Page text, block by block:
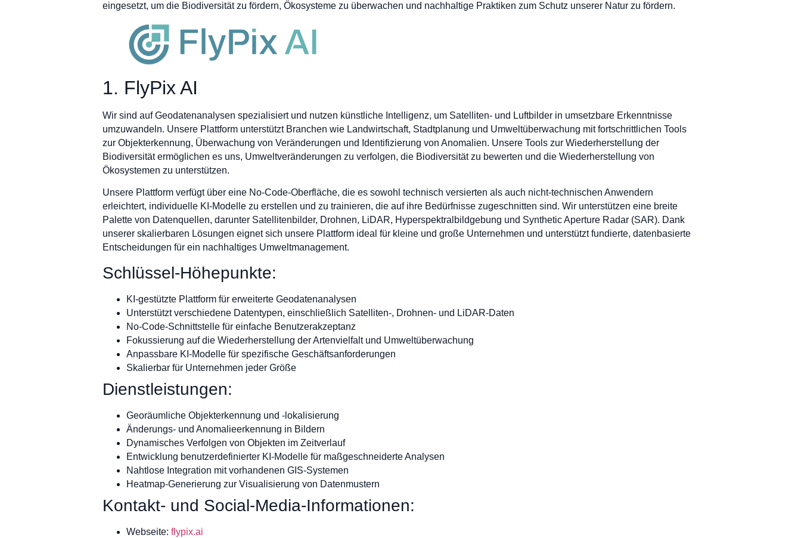
eingesetzt, um die Biodiversität zu fördern, Ökosysteme zu überwachen und nachhaltige Praktiken zum Schutz unserer Natur zu fördern.
1. FlyPix AI
Wir sind auf Geodatenanalysen spezialisiert und nutzen künstliche Intelligenz, um Satelliten- und Luftbilder in umsetzbare Erkenntnisse
umzuwandeln. Unsere Plattform unterstützt Branchen wie Landwirtschaft, Stadtplanung und Umweltüberwachung mit fortschrittlichen Tools
zur Objekterkennung, Überwachung von Veränderungen und Identifizierung von Anomalien. Unsere Tools zur Wiederherstellung der
Biodiversität ermöglichen es uns, Umweltveränderungen zu verfolgen, die Biodiversität zu bewerten und die Wiederherstellung von
Ökosystemen zu unterstützen.
Unsere Plattform verfügt über eine No-Code-Oberfläche, die es sowohl technisch versierten als auch nicht-technischen Anwendern
erleichtert, individuelle KI-Modelle zu erstellen und zu trainieren, die auf ihre Bedürfnisse zugeschnitten sind. Wir unterstützen eine breite
Palette von Datenquellen, darunter Satellitenbilder, Drohnen, LiDAR, Hyperspektralbildgebung und Synthetic Aperture Radar (SAR). Dank
unserer skalierbaren Lösungen eignet sich unsere Plattform ideal für kleine und große Unternehmen und unterstützt fundierte, datenbasierte
Entscheidungen für ein nachhaltiges Umweltmanagement.
Schlüssel-Höhepunkte:
KI-gestützte Plattform für erweiterte Geodatenanalysen
Unterstützt verschiedene Datentypen, einschließlich Satelliten-, Drohnen- und LiDAR-Daten
No-Code-Schnittstelle für einfache Benutzerakzeptanz
Fokussierung auf die Wiederherstellung der Artenvielfalt und Umweltüberwachung
Anpassbare KI-Modelle für spezifische Geschäftsanforderungen
Skalierbar für Unternehmen jeder Größe
Dienstleistungen:
Georäumliche Objekterkennung und -lokalisierung
Änderungs- und Anomalieerkennung in Bildern
Dynamisches Verfolgen von Objekten im Zeitverlauf
Entwicklung benutzerdefinierter KI-Modelle für maßgeschneiderte Analysen
Nahtlose Integration mit vorhandenen GIS-Systemen
Heatmap-Generierung zur Visualisierung von Datenmustern
Kontakt- und Social-Media-Informationen:
Webseite: flypix.ai